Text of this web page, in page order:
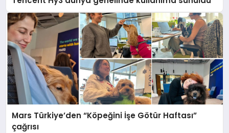
Mars Türkiye’den “Köpeğini İşe Götür Haftası”
çağrısı